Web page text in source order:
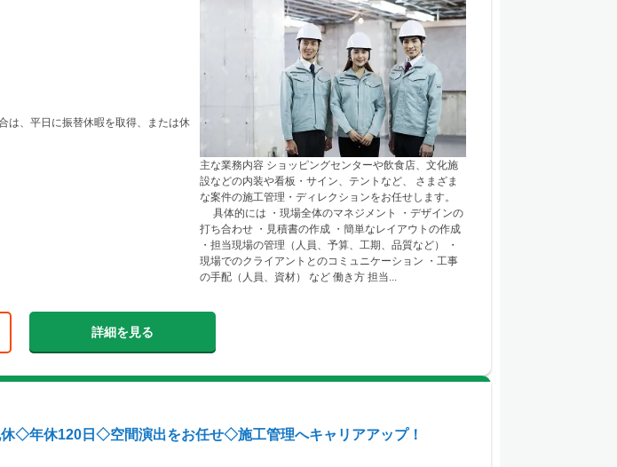
は、平日に振替休暇を取得、または休
主な業務内容 ショッピングセンターや飲食店、文化施
設などの内装や看板・サイン、テントなど、 さまざま
な案件の施工管理・ディレクションをお任せします。
具体的には ・現場全体のマネジメント ・デザインの
打ち合わせ ・見積書の作成 ・簡単なレイアウトの作成
・担当現場の管理（人員、予算、工期、品質など） ・
現場でのクライアントとのコミュニケーション ・工事
の手配（人員、資材） など 働き方 担当...
詳細を見る
◇年休120日◇空間演出をお任せ◇施工管理へキャリアアップ！